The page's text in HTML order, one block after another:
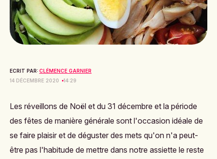
ECRIT PAR: CLÉMENCE GARNIER
14 DÉCEMBRE 2020
14:29
Les réveillons de Noël et du 31 décembre et la période
des fêtes de manière générale sont l'occasion idéale de
se faire plaisir et de déguster des mets qu'on n'a peut-
être pas l'habitude de mettre dans notre assiette le reste